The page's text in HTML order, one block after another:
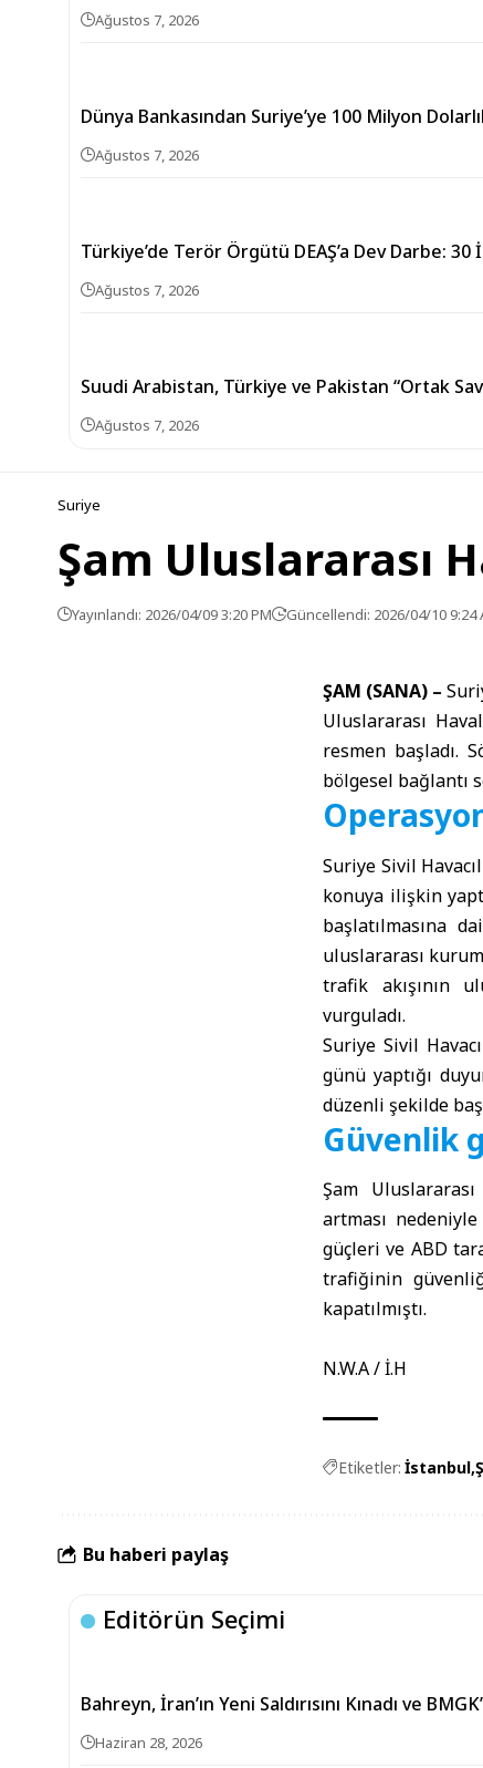
Ağustos 7, 2026
Dünya Bankasından Suriye’ye 100 Milyon
Ağustos 7, 2026
Türkiye’de Terör Örgütü DEAŞ’a Dev Darbe: 30
Ağustos 7, 2026
Suudi Arabistan, Türkiye ve Pakistan “Ortak
Ağustos 7, 2026
Suriye
Şam Uluslararası
Yayınlandı: 2026/04/09 3:20 PM Güncellendi: 2026/04/10 9:24
ŞAM (SANA) –
Uluslararası
resmen başladı.
bölgesel bağlantı
Suriye Sivil
konuya ilişkin
başlatılmasına
uluslararası
trafik akışının
vurguladı.
Suriye Sivil
günü yaptığı
düzenli şekilde
Güvenlik
Şam
artması
güçleri ve ABD
trafiğinin
kapatılmıştı.
N.W.A / İ.H
Etiketler: İstanbul
Bu haberi paylaş
Editörün Seçimi
Bahreyn, İran’ın Yeni Saldırısını Kınadı ve
Haziran 28, 2026